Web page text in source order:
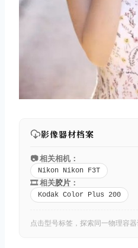
影像器材档案
📷 相关相机：
Nikon Nikon F3T
🎞️ 相关胶片 ：
Kodak Color Plus 200
点击型号标签，探索同一物理容器